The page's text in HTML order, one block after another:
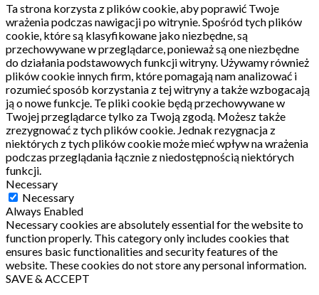
Ta strona korzysta z plików cookie, aby poprawić Twoje
wrażenia podczas nawigacji po witrynie. Spośród tych plików
cookie, które są klasyfikowane jako niezbędne, są
przechowywane w przeglądarce, ponieważ są one niezbędne
do działania podstawowych funkcji witryny. Używamy również
plików cookie innych firm, które pomagają nam analizować i
rozumieć sposób korzystania z tej witryny a także wzbogacają
ją o nowe funkcje. Te pliki cookie będą przechowywane w
Twojej przeglądarce tylko za Twoją zgodą. Możesz także
zrezygnować z tych plików cookie. Jednak rezygnacja z
niektórych z tych plików cookie może mieć wpływ na wrażenia
podczas przeglądania łącznie z niedostępnością niektórych
funkcji.
Necessary
Necessary
Always Enabled
Necessary cookies are absolutely essential for the website to
function properly. This category only includes cookies that
ensures basic functionalities and security features of the
website. These cookies do not store any personal information.
SAVE & ACCEPT